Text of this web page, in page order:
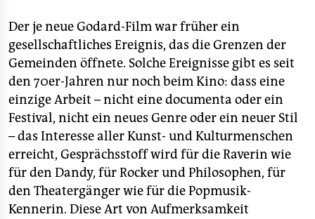
Der je neue Godard-Film war früher ein
gesellschaftliches Ereignis, das die Grenzen der
Gemeinden öffnete. Solche Ereignisse gibt es seit
den 70er-Jahren nur noch beim Kino: dass eine
einzige Arbeit – nicht eine documenta oder ein
Festival, nicht ein neues Genre oder ein neuer Stil
– das Interesse aller Kunst- und Kulturmenschen
erreicht, Gesprächsstoff wird für die Raverin wie
für den Dandy, für Rocker und Philosophen, für
den Theatergänger wie für die Popmusik-
Kennerin. Diese Art von Aufmerksamkeit